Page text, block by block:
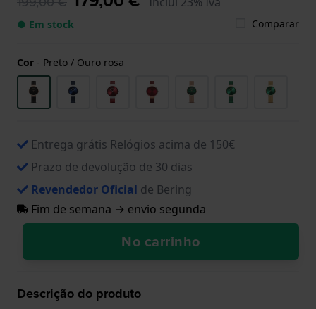
● Em stock Comparar
Cor - Preto / Ouro rosa
Entrega grátis Relógios acima de 150€
Prazo de devolução de 30 dias
Revendedor Oficial de Bering
Fim de semana → envio segunda
No carrinho
Descrição do produto